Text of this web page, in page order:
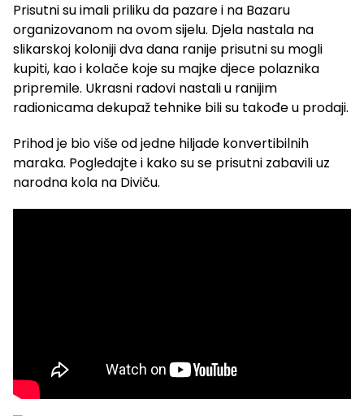
Prisutni su imali priliku da pazare i na Bazaru
organizovanom na ovom sijelu. Djela nastala na
slikarskoj koloniji dva dana ranije prisutni su mogli
kupiti, kao i kolače koje su majke djece polaznika
pripremile. Ukrasni radovi nastali u ranijim
radionicama dekupaž tehnike bili su takođe u prodaji.
Prihod je bio više od jedne hiljade konvertibilnih
maraka. Pogledajte i kako su se prisutni zabavili uz
narodna kola na Diviču.